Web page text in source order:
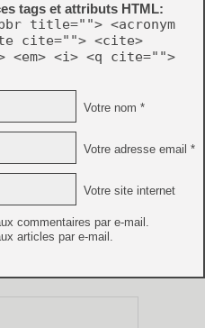
tags et attributs HTML:
title=""> <acronym
cite=""> <cite>
<em> <i> <q cite="">
Votre nom *
Votre adresse email *
Votre site internet
commentaires par e-mail.
articles par e-mail.